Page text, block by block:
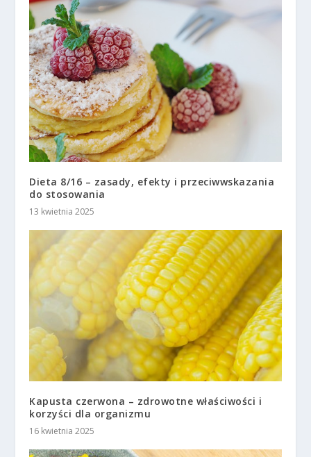
Dieta 8/16 – zasady, efekty i przeciwwskazania
do stosowania
13 kwietnia 2025
Kapusta czerwona – zdrowotne właściwości i
korzyści dla organizmu
16 kwietnia 2025